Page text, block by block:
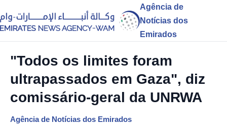
Agência de
Notícias dos
Emirados
"Todos os limites foram
ultrapassados em Gaza", diz
comissário-geral da UNRWA
Agência de Notícias dos Emirados